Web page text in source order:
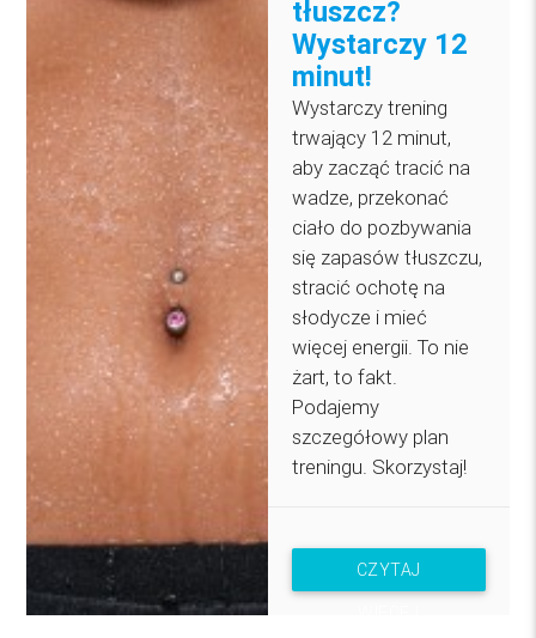
tłuszcz?
Wystarczy 12
minut!
Wystarczy trening
trwający 12 minut,
aby zacząć tracić na
wadze, przekonać
ciało do pozbywania
się zapasów tłuszczu,
stracić ochotę na
słodycze i mieć
więcej energii. To nie
żart, to fakt.
Podajemy
szczegółowy plan
treningu. Skorzystaj!
CZYTAJ